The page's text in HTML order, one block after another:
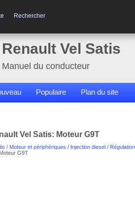
Rechercher
Renault Vel Satis
Manuel du conducteur
Populaire Plan du site
Vel Satis: Moteur G9T
/ Moteur et périphériques / Injection diesel /
G9T